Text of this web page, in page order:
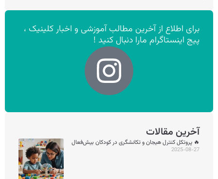
برای اطلاع از آخرین مطالب آموزشی و اخبار کلینیک ،
پیج اینستاگرام مارا دنبال کنید !
آخرین مقالات
🔥 پروتکل کنترل هیجان و تکانشگری در کودکان بیش‌فعال
2025-08-27